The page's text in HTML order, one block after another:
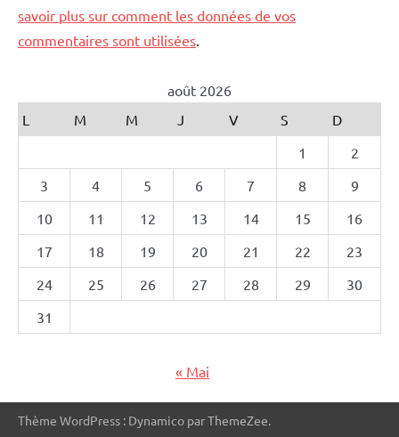
savoir plus sur comment les données de vos
commentaires sont utilisées
août 2026
L
M M J V S
D
1
2
3
4 5 6 7 8
9
10
11 12 13 14 15
16
17
18 19 20 21 22
23
24
25 26 27 28 29
30
31
« Mai
Thème WordPress : Dynamico par ThemeZee.